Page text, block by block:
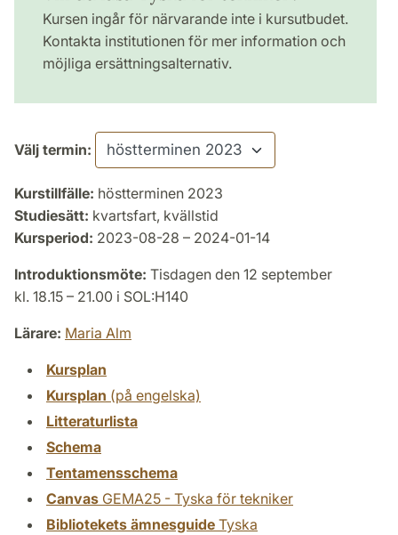
Kursen ingår för närvarande inte i kursutbudet.
Kontakta institutionen för mer information och
möjliga ersättningsalternativ.
Välj termin:
Kurstillfälle: höstterminen 2023
Studiesätt: kvartsfart, kvällstid
Kursperiod: 2023-08-28 – 2024-01-14
Introduktionsmöte: Tisdagen den 12 september
kl. 18.15 – 21.00 i SOL:H140
Lärare: Maria Alm
Kursplan
Kursplan (på engelska)
Litteraturlista
Schema
Tentamensschema
Canvas GEMA25 - Tyska för tekniker
Bibliotekets ämnesguide Tyska